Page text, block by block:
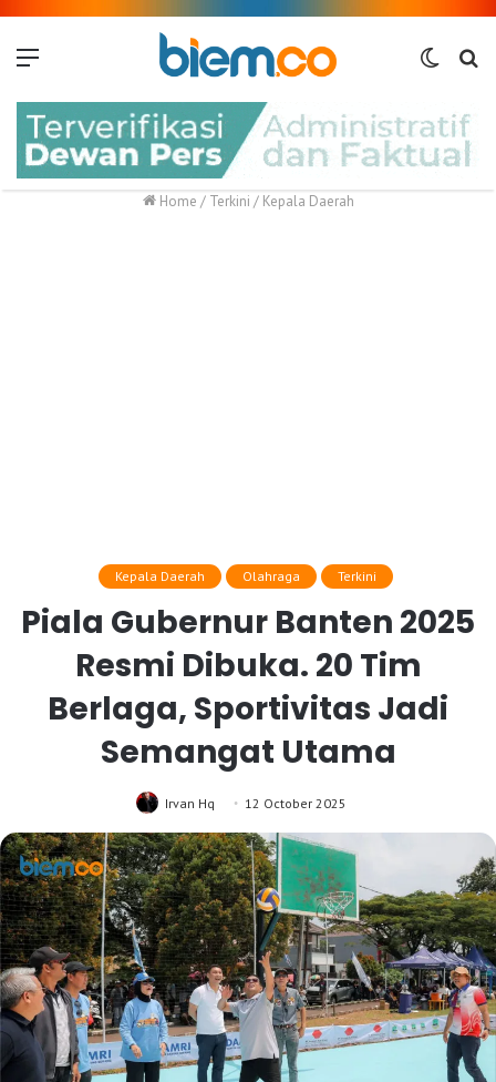
Switch
Home / Terkini / Kepala Daerah
Kepala Daerah Olahraga Terkini
Piala Gubernur Banten 2025
Resmi Dibuka. 20 Tim
Berlaga, Sportivitas Jadi
Semangat Utama
Irvan Hq 12 October 2025